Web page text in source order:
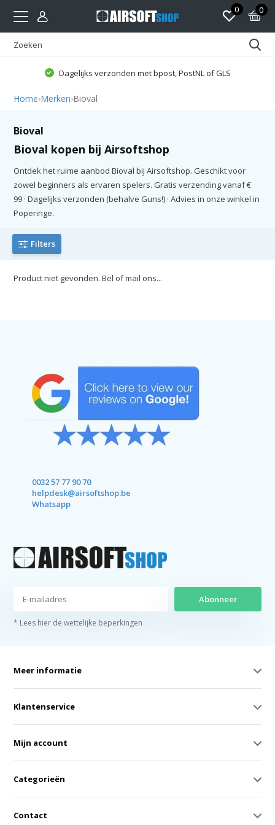
0 0
Dagelijks verzonden met bpost, PostNL of GLS
Home›Merken›Bioval
Bioval
Bioval kopen bij Airsoftshop
Ontdek het ruime aanbod Bioval bij Airsoftshop. Geschikt voor
zowel beginners als ervaren spelers. Gratis verzending vanaf €
99 · Dagelijks verzonden (behalve Guns!) · Advies in onze winkel in
Poperinge.
Filters
Product niet gevonden. Bel of mail ons...
0032 57 77 90 70
helpdesk@airsoftshop.be
Whatsapp
Abonneer
* Lees hier de wettelijke beperkingen
Meer informatie
Klantenservice
Mijn account
Categorieën
Contact